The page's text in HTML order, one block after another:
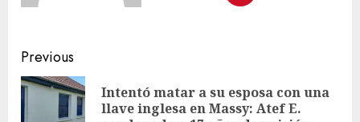
Previous
Intentó matar a su esposa con una
llave inglesa en Massy: Atef E.